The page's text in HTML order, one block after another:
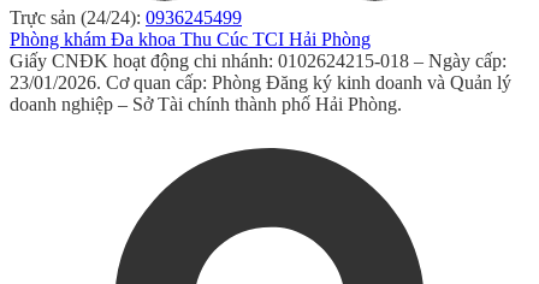
Trực sản (24/24): 0936245499
Phòng khám Đa khoa Thu Cúc TCI Hải Phòng
Giấy CNĐK hoạt động chi nhánh: 0102624215-018 – Ngày cấp:
23/01/2026. Cơ quan cấp: Phòng Đăng ký kinh doanh và Quản lý
doanh nghiệp – Sở Tài chính thành phố Hải Phòng.